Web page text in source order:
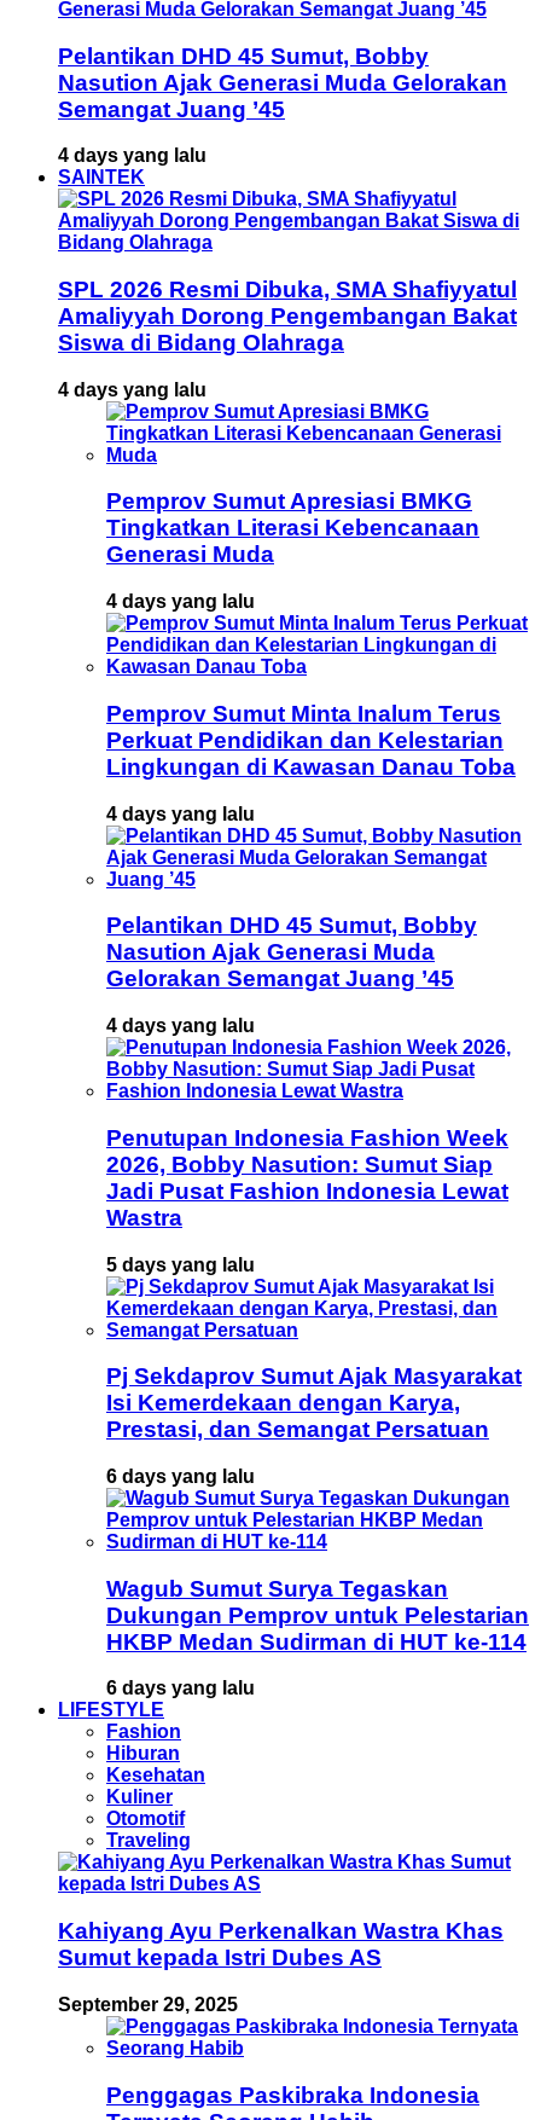
Pelantikan DHD 45 Sumut, Bobby
Nasution Ajak Generasi Muda Gelorakan
Semangat Juang ’45
4 days yang lalu
SAINTEK
SPL 2026 Resmi Dibuka, SMA Shafiyyatul
Amaliyyah Dorong Pengembangan Bakat
Siswa di Bidang Olahraga
4 days yang lalu
Pemprov Sumut Apresiasi BMKG
Tingkatkan Literasi Kebencanaan
Generasi Muda
4 days yang lalu
Pemprov Sumut Minta Inalum Terus
Perkuat Pendidikan dan Kelestarian
Lingkungan di Kawasan Danau Toba
4 days yang lalu
Pelantikan DHD 45 Sumut, Bobby
Nasution Ajak Generasi Muda
Gelorakan Semangat Juang ’45
4 days yang lalu
Penutupan Indonesia Fashion Week
2026, Bobby Nasution: Sumut Siap
Jadi Pusat Fashion Indonesia Lewat
Wastra
5 days yang lalu
Pj Sekdaprov Sumut Ajak Masyarakat
Isi Kemerdekaan dengan Karya,
Prestasi, dan Semangat Persatuan
6 days yang lalu
Wagub Sumut Surya Tegaskan
Dukungan Pemprov untuk Pelestarian
HKBP Medan Sudirman di HUT ke-114
6 days yang lalu
LIFESTYLE
Fashion
Hiburan
Kesehatan
Kuliner
Otomotif
Traveling
Kahiyang Ayu Perkenalkan Wastra Khas
Sumut kepada Istri Dubes AS
September 29, 2025
Penggagas Paskibraka Indonesia